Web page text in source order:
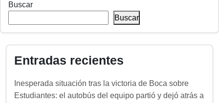
Buscar
Buscar
Entradas recientes
Inesperada situación tras la victoria de Boca sobre
Estudiantes: el autobús del equipo partió y dejó atrás a